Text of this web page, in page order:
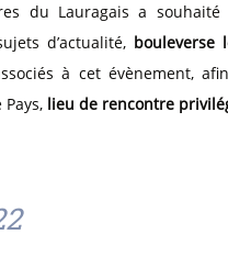
du Lauragais a
d’actualité, bouleverse
à cet évènement,
lieu de rencontre